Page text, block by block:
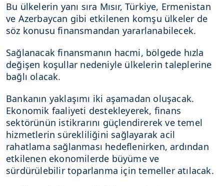
Bu ülkelerin yanı sıra Mısır, Türkiye, Ermenistan
ve Azerbaycan gibi etkilenen komşu ülkeler de
söz konusu finansmandan yararlanabilecek.
Sağlanacak finansmanın hacmi, bölgede hızla
değişen koşullar nedeniyle ülkelerin taleplerine
bağlı olacak.
Bankanın yaklaşımı iki aşamadan oluşacak.
Ekonomik faaliyeti destekleyerek, finans
sektörünün istikrarını güçlendirerek ve temel
hizmetlerin sürekliliğini sağlayarak acil
rahatlama sağlanması hedeflenirken, ardından
etkilenen ekonomilerde büyüme ve
sürdürülebilir toparlanma için temeller atılacak.